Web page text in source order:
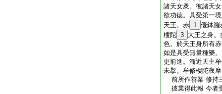
諸天女衆。彼諸天
欲功徳。具受第一
天王。赤 1 優鉢羅
樓陀 3 大王之身
色。於天王身所有
如是具受無量種樂
更前進。漸近天主
未擧。牟修樓陀夜
前所作善業 修持
彼業得此報 今者